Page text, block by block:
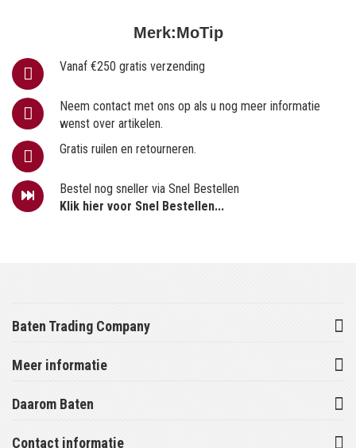
Merk:MoTip
Vanaf €250 gratis verzending
Neem contact met ons op als u nog meer informatie
wenst over artikelen.
Gratis ruilen en retourneren.
Bestel nog sneller via Snel Bestellen
Klik hier voor Snel Bestellen...
Baten Trading Company
Meer informatie
Daarom Baten
Contact informatie